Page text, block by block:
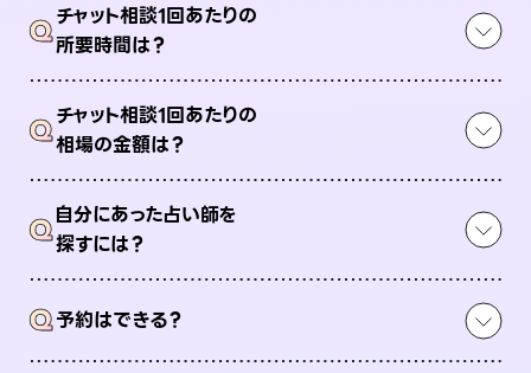
Qチャット相談1回あたりの
所要時間は？
Qチャット相談1回あたりの
相場の金額は？
Q自分にあった占い師を
探すには？
Q予約はできる？